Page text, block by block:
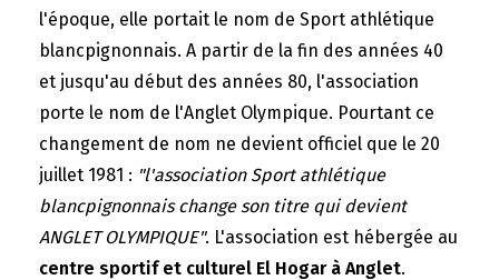
l'époque, elle portait le nom de Sport athlétique
blancpignonnais. A partir de la fin des années 40
et jusqu'au début des années 80, l'association
porte le nom de l'Anglet Olympique. Pourtant ce
changement de nom ne devient officiel que le 20
juillet 1981 : "l'association Sport athlétique
blancpignonnais change son titre qui devient
ANGLET OLYMPIQUE". L'association est hébergée au
centre sportif et culturel El Hogar à Anglet.